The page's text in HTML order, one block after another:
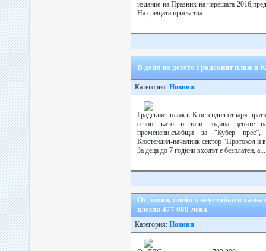
издание на Празник на черешата-
На срещата присъства ...
В деня на детето Градският плаж в
Категория: Новини
Градският плаж в Кюстендил отваря
сезон, като и тази година цените
променени,съобщи за “Кубер
Кюстендил-началник сектор "Протокол и
За деца до 7 години входът е безплатен, а...
От лихви, глоби и неустойки в
влезли 477 089-лева
Категория: Новини